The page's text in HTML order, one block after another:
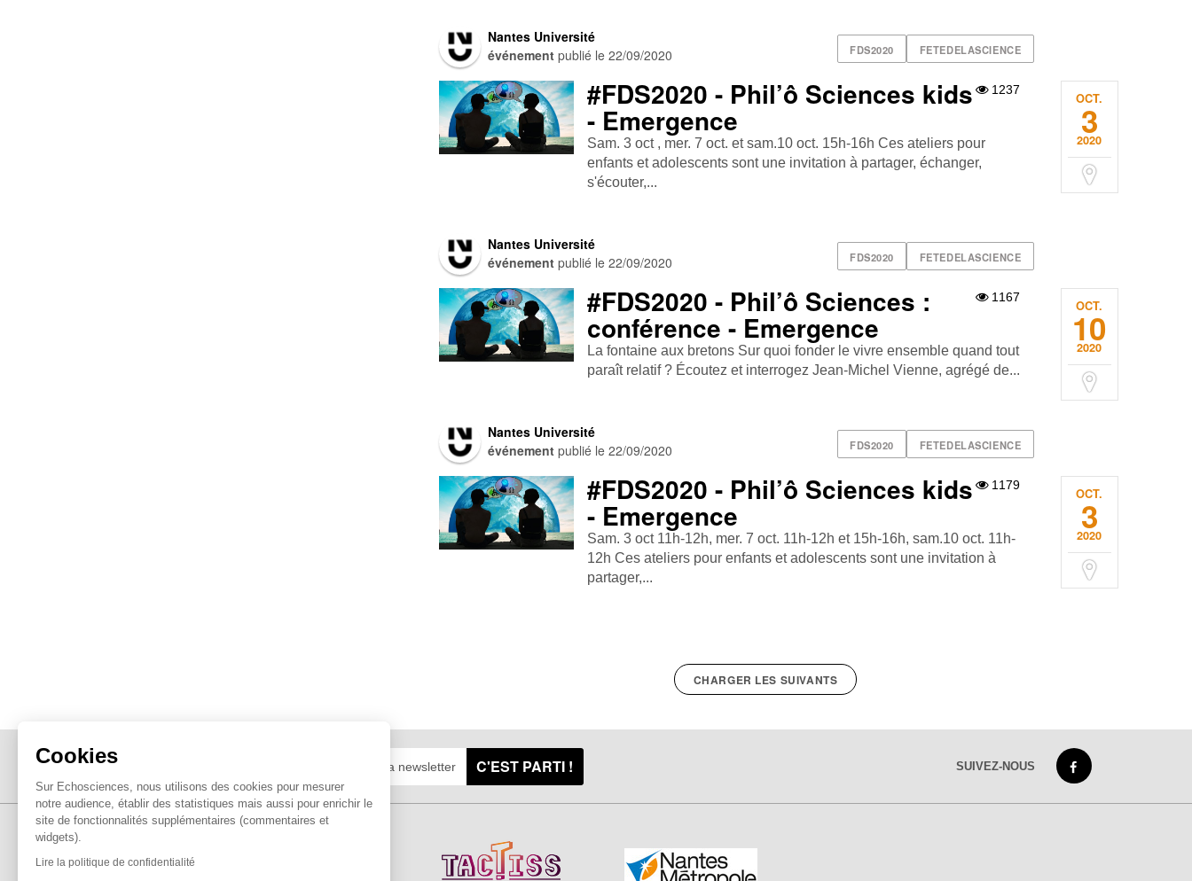
Cookies
Sur Echosciences, nous utilisons des cookies pour mesurer
notre audience, établir des statistiques mais aussi pour enrichir le
site de fonctionnalités supplémentaires (commentaires et
widgets).
Lire la politique de confidentialité
FDS2020 FETEDELASCIENCE
Nantes Université
événement publié le22/09/2020
OCT.
3
2020
1237
#FDS2020 - Phil’ô Sciences kids
- Emergence
Sam. 3 oct , mer. 7 oct. et sam.10 oct. 15h-16h Ces ateliers pour
enfants et adolescents sont une invitation à partager, échanger,
s'écouter,...
FDS2020 FETEDELASCIENCE
Nantes Université
événement publié le22/09/2020
OCT.
10
2020
1167
#FDS2020 - Phil’ô Sciences :
conférence - Emergence
La fontaine aux bretons Sur quoi fonder le vivre ensemble quand tout
paraît relatif ? Écoutez et interrogez Jean-Michel Vienne, agrégé de...
FDS2020 FETEDELASCIENCE
Nantes Université
événement publié le22/09/2020
OCT.
3
2020
1179
#FDS2020 - Phil’ô Sciences kids
- Emergence
Sam. 3 oct 11h-12h, mer. 7 oct. 11h-12h et 15h-16h, sam.10 oct. 11h-
12h Ces ateliers pour enfants et adolescents sont une invitation à
partager,...
CHARGER LES SUIVANTS
C'EST PARTI ! SUIVEZ-NOUS